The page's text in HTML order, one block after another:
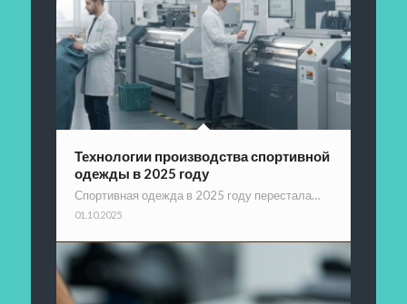
Технологии производства спортивной
одежды в 2025 году
Спортивная одежда в 2025 году перестала…
01.10.2025